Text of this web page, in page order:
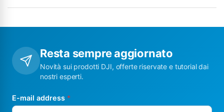
Resta sempre aggiornato
Novità sui prodotti DJI, offerte riservate e tutorial dai
nostri esperti.
E-mail address *